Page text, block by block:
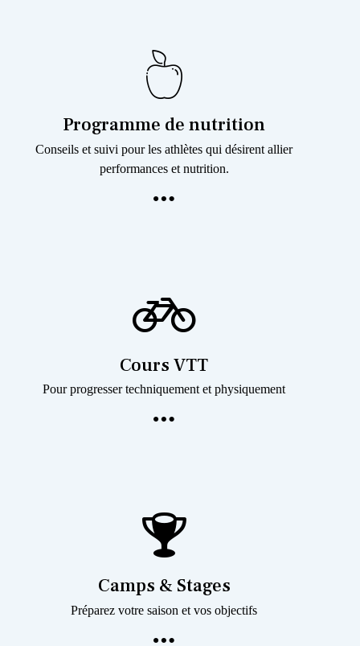
Programme de nutrition
Conseils et suivi pour les athlètes qui désirent allier
performances et nutrition.
Cours VTT
Pour progresser techniquement et physiquement
Camps & Stages
Préparez votre saison et vos objectifs